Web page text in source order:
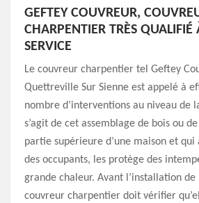
GEFTEY COUVREUR,
CHARPENTIER TRÈS QUALIFIÉ
SERVICE
Le couvreur charpentier tel Geftey
Quettreville Sur Sienne est appelé à
nombre d’interventions au niveau de
s’agit de cet assemblage de bois ou
partie supérieure d’une maison et
des occupants, les protège des
grande chaleur. Avant l’installation
couvreur charpentier doit vérifier